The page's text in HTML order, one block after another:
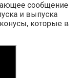
сообщение
и выпуска
которые в